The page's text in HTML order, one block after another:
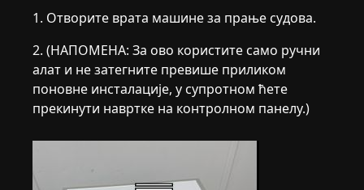
1. Отворите врата машине за прање судова.
2. (НАПОМЕНА: За ово користите само ручни
алат и не затегните превише приликом
поновне инсталације, у супротном ћете
прекинути навртке на контролном панелу.)